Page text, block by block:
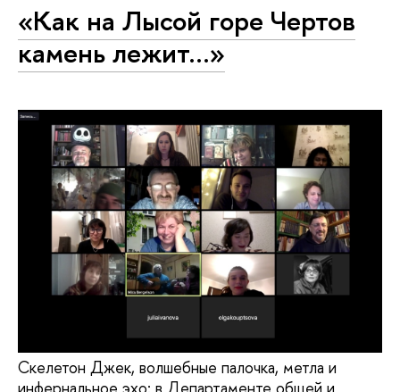
«Как на Лысой горе Чертов
камень лежит…»
Скелетон Джек, волшебные палочка, метла и